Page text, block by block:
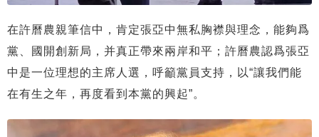
在許曆農親筆信中，肯定張亞中無私胸襟與理念，能夠爲
黨、國開創新局，并真正帶來兩岸和平；許曆農認爲張亞
中是一位理想的主席人選，呼籲黨員支持，以“讓我們能
在有生之年，再度看到本黨的興起”。